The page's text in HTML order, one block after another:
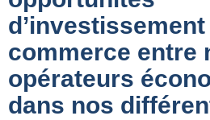
commerce entre
opérateurs
dans nos